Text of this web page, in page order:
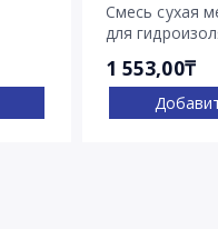
Смесь сухая
для
1 553,00₸